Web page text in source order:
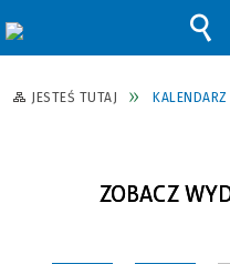
JESTEŚ TUTAJ
ZOBACZ